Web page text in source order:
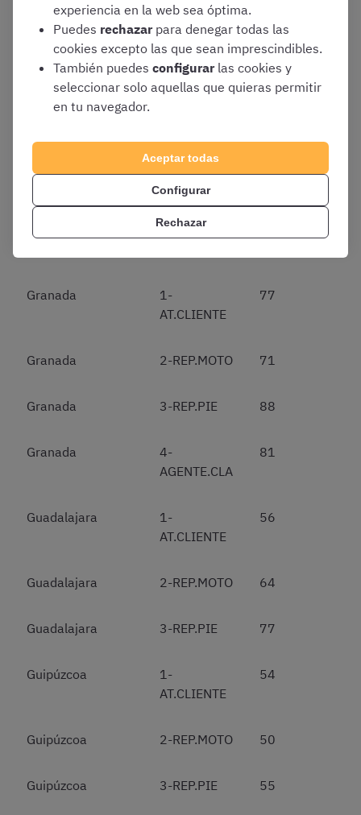
Cuenca 2-REP.MOTO 65
Cuenca 3-REP.PIE 76
Girona
1-
AT.CLIENTE
59
Girona 2-REP.MOTO 60
Granada
1-
AT.CLIENTE
77
Granada 2-REP.MOTO 71
Granada 3-REP.PIE 88
Granada
4-
AGENTE.CLA
81
Guadalajara
1-
AT.CLIENTE
56
Guadalajara 2-REP.MOTO 64
Guadalajara 3-REP.PIE 77
Guipúzcoa
1-
AT.CLIENTE
54
Guipúzcoa 2-REP.MOTO 50
Guipúzcoa 3-REP.PIE 55
experiencia en la web sea óptima.
Puedes rechazar para denegar todas las
cookies excepto las que sean imprescindibles.
También puedes configurar las cookies y
seleccionar solo aquellas que quieras permitir
en tu navegador.
Aceptar todas
Configurar
Rechazar